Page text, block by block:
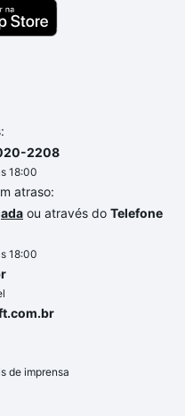
2208
18:00
atraso:
ou através do Telefone
18:00
de imprensa